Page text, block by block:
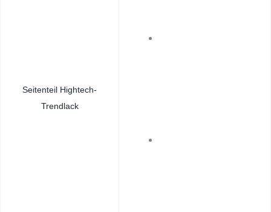
Seitenteil Hightech-
Trendlack